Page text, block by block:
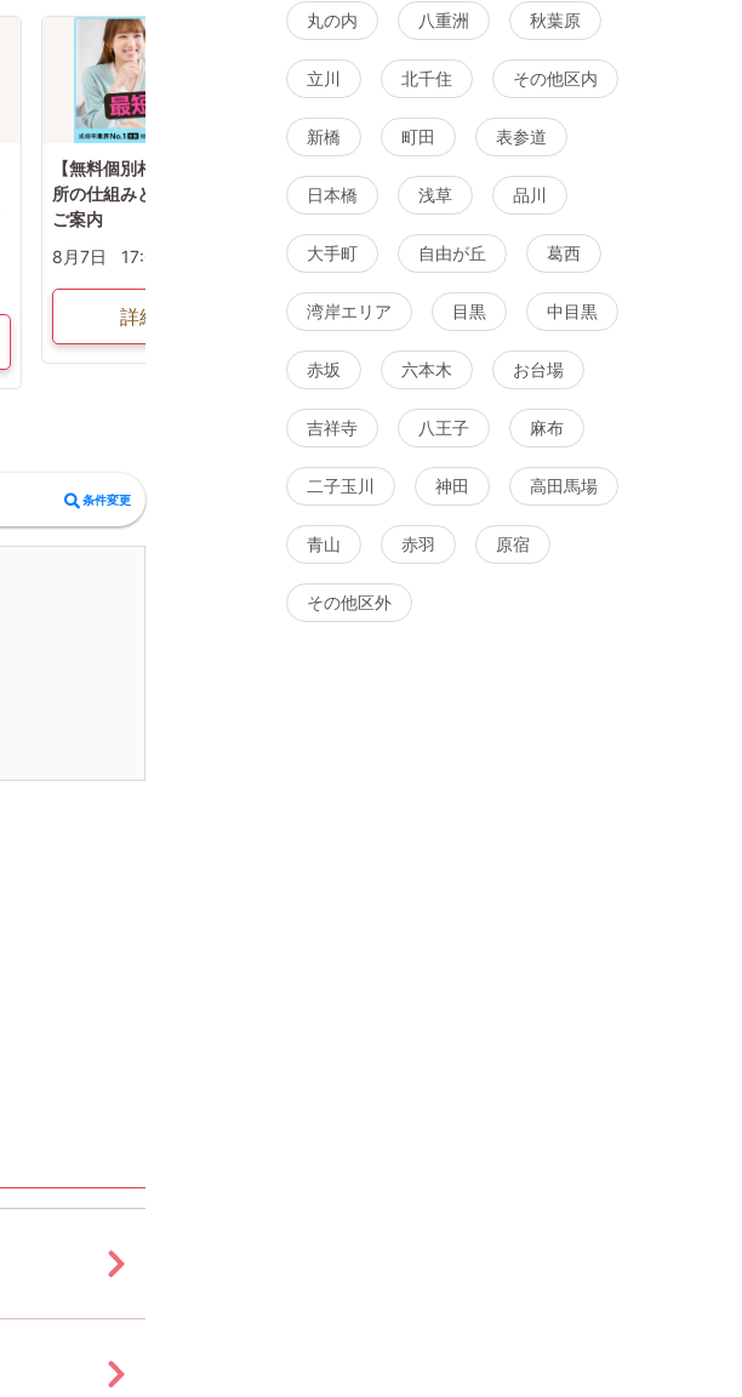
【無料個別相談会】結婚相談
所の仕組みと婚活の進め方を
ご案内
8月7日
17:00〜
詳細を見る
が理想》 年収600万円以上or
公務員などの男性
8月7日
17:00〜 丸の内
詳細を見る
条件変更
丸の内 八重洲 秋葉原
立川 北千住 その他区内
新橋 町田 表参道
日本橋 浅草 品川
大手町 自由が丘 葛西
湾岸エリア 目黒 中目黒
赤坂 六本木 お台場
吉祥寺 八王子 麻布
二子玉川 神田 高田馬場
青山 赤羽 原宿
その他区外